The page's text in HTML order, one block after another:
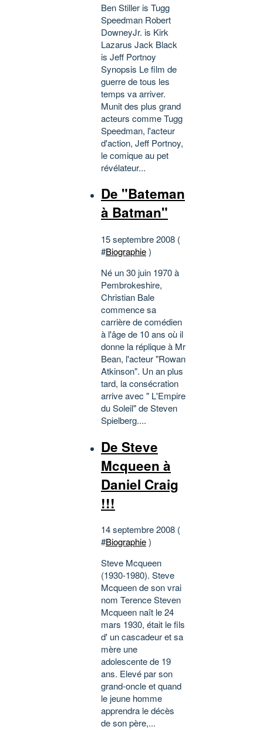
Ben Stiller is Tugg
Speedman Robert
DowneyJr. is Kirk
Lazarus Jack Black
is Jeff Portnoy
Synopsis Le film de
guerre de tous les
temps va arriver.
Munit des plus grand
acteurs comme Tugg
Speedman, l'acteur
d'action, Jeff Portnoy,
le comique au pet
révélateur...
De "Bateman
à Batman"
15 septembre 2008 (
#Biographie)
Né un 30 juin 1970 à
Pembrokeshire,
Christian Bale
commence sa
carrière de comédien
à l'âge de 10 ans où il
donne la réplique à Mr
Bean, l'acteur "Rowan
Atkinson". Un an plus
tard, la consécration
arrive avec " L'Empire
du Soleil" de Steven
Spielberg....
De Steve
Mcqueen à
Daniel Craig
!!!
14 septembre 2008 (
#Biographie)
Steve Mcqueen
(1930-1980). Steve
Mcqueen de son vrai
nom Terence Steven
Mcqueen naît le 24
mars 1930, était le fils
d' un cascadeur et sa
mère une
adolescente de 19
ans. Elevé par son
grand-oncle et quand
le jeune homme
apprendra le décès
de son père,...